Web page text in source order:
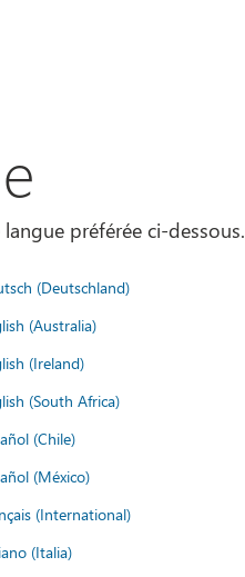
préférée ci-dessous.
(Deutschland)
(Australia)
(Ireland)
(South Africa)
(Chile)
(México)
(International)
(Italia)